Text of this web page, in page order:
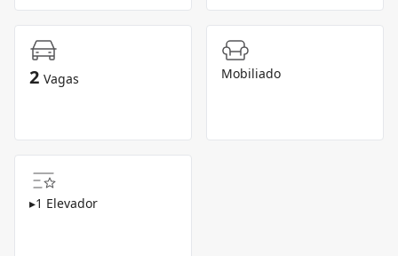
2 Vagas Mobiliado
▸1 Elevador